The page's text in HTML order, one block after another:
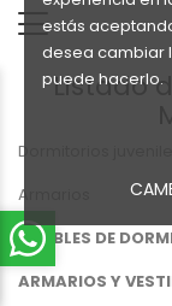
estás
desea cambiar
puede hacerlo.
Listado
Dormitorios juveniles
Armarios
MUEBLES DE
ARMARIOS Y